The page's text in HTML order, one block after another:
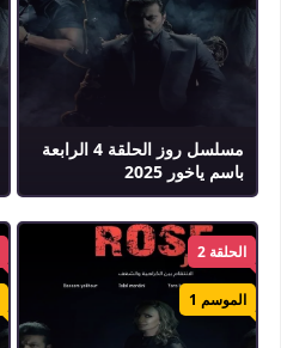
مسلسل روز الحلقة 4 الرابعة
باسم ياخور 2025
الحلقة 2
الموسم 1